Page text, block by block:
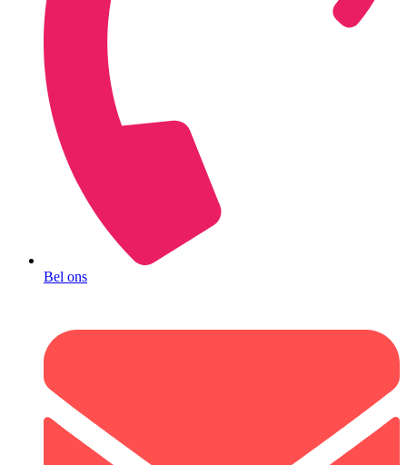
Bel ons